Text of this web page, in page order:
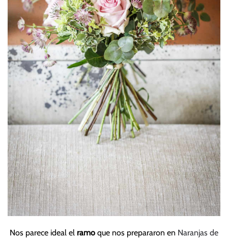
Nos parece ideal el ramo que nos prepararon en Naranjas de